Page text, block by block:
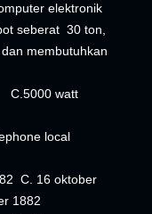
elektronik
seberat 30 ton,
membutuhkan
watt
local
C. 16 oktober
1882